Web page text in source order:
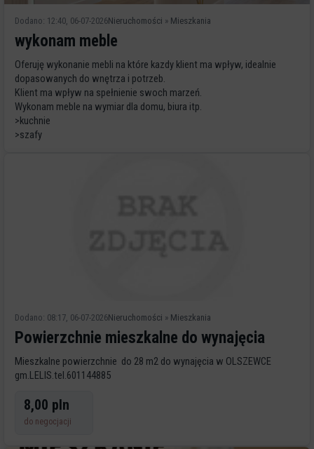
Dodano: 12:40, 06-07-2026Nieruchomości » Mieszkania
wykonam meble
Oferuję wykonanie mebli na które kazdy klient ma wpływ, idealnie
dopasowanych do wnętrza i potrzeb.
Klient ma wpływ na spełnienie swoch marzeń.
Wykonam meble na wymiar dla domu, biura itp.
>kuchnie
>szafy
Dodano: 08:17, 06-07-2026Nieruchomości » Mieszkania
Powierzchnie mieszkalne do wynajęcia
Mieszkalne powierzchnie do 28 m2 do wynajęcia w OLSZEWCE
gm.LELIS.tel.601144885
8,00 pln
do negocjacji